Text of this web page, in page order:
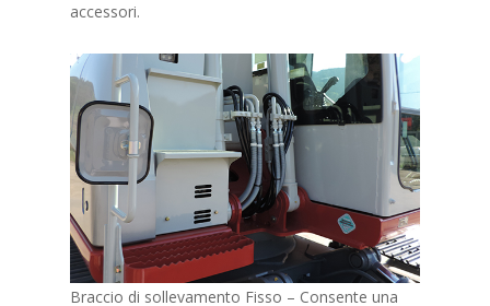
accessori.
Braccio di sollevamento Fisso – Consente una